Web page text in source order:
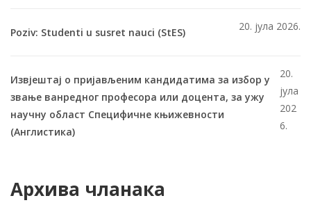
Poziv: Studenti u susret nauci (StES) 20. јула 2026.
Извјештај о пријављеним кандидатима за избор у
звање ванредног професора или доцента, за ужу
научну област Специфичне књижевности
(Англистика)
20.
јула
202
6.
Архива чланака